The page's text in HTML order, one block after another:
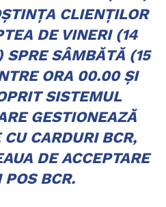
CLIENŢILOR
DE VINERI (14
SPRE SÂMBĂTĂ (15
ORA 00.00 ŞI
SISTEMUL
GESTIONEAZĂ
CARDURI BCR,
DE ACCEPTARE
POS BCR.